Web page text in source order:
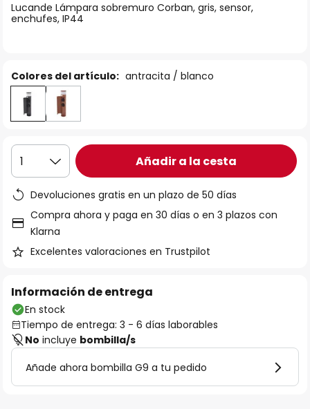
galería
de
Lucande Lámpara sobremuro Corban, gris, sensor,
enchufes, IP44
Colores del artículo: antracita / blanco
1 Añadir a la cesta
Devoluciones gratis en un plazo de 50 días
Compra ahora y paga en 30 días o en 3 plazos con
Klarna
Excelentes valoraciones en Trustpilot
Información de entrega
En stock
Tiempo de entrega: 3 - 6 días laborables
No incluye bombilla/s
Añade ahora bombilla G9 a tu pedido